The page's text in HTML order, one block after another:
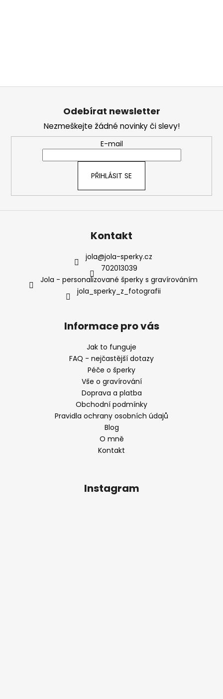
Odebírat newsletter
Nezmeškejte žádné novinky či slevy!
E-mail
PŘIHLÁSIT SE
Kontakt
jola@jola-sperky.cz
702013039
Jola - personalizované šperky s gravírováním
jola_sperky_z_fotografii
Informace pro vás
Jak to funguje
FAQ - nejčastější dotazy
Péče o šperky
Vše o gravírování
Doprava a platba
Obchodní podmínky
Pravidla ochrany osobních údajů
Blog
O mně
Kontakt
Instagram